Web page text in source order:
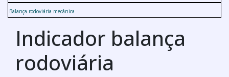
Balança rodoviária mecânica
Indicador balança
rodoviária